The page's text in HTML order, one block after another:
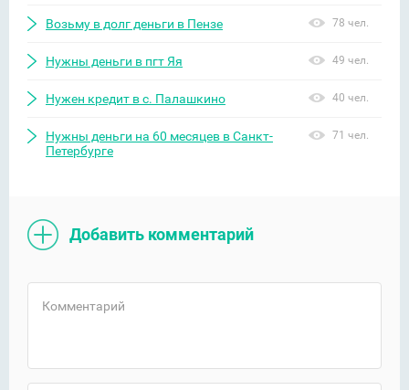
Возьму в долг деньги в Пензе 78 чел.
Нужны деньги в пгт Яя 49 чел.
Нужен кредит в с. Палашкино 40 чел.
Нужны деньги на 60 месяцев в Санкт-
Петербурге
71 чел.
Добавить комментарий